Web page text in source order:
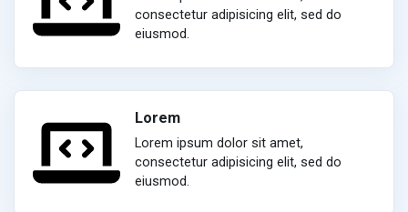
consectetur adipisicing elit, sed do
eiusmod.
Lorem
Lorem ipsum dolor sit amet,
consectetur adipisicing elit, sed do
eiusmod.